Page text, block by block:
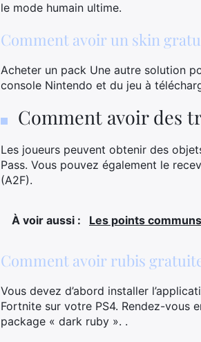
le mode humain ultime.
Comment avoir un skin
Acheter un pack Une autre solution
console Nintendo et du jeu à
Comment avoir des
Les joueurs peuvent obtenir des
Pass. Vous pouvez également le
(A2F).
À voir aussi : Les points
Comment avoir rubis
Vous devez d’abord installer
Fortnite sur votre PS4. Rendez-vous
package « dark ruby ​​». .